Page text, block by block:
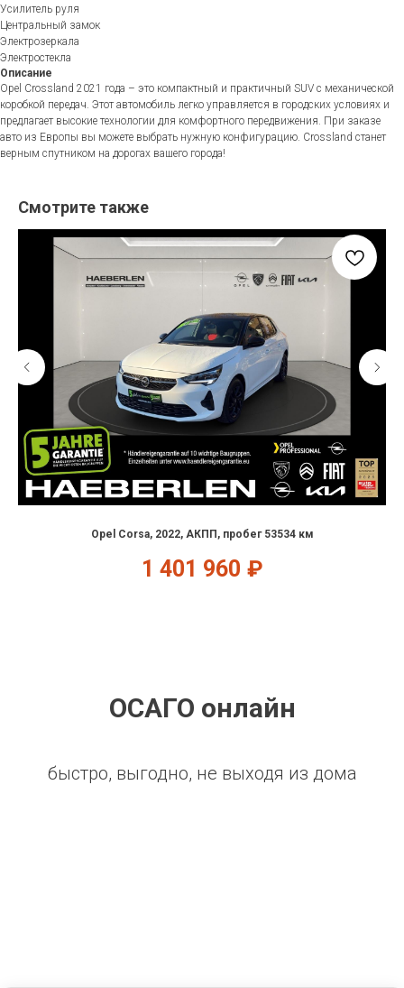
Усилитель руля
Центральный замок
Электрозеркала
Электростекла
Описание
Opel Crossland 2021 года – это компактный и практичный SUV с механической
коробкой передач. Этот автомобиль легко управляется в городских условиях и
предлагает высокие технологии для комфортного передвижения. При заказе
авто из Европы вы можете выбрать нужную конфигурацию. Crossland станет
верным спутником на дорогах вашего города!
Смотрите также
Opel Corsa, 2022, АКПП, пробег 53534 км
1 401 960 ₽
ОСАГО онлайн
быстро, выгодно, не выходя из дома